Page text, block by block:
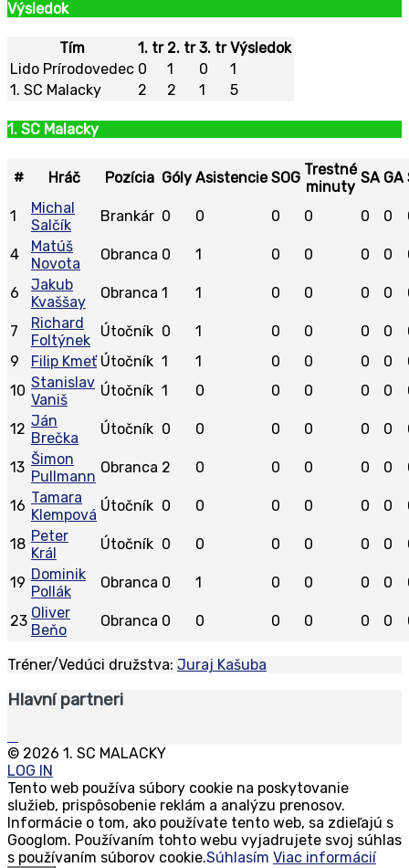
Výsledok
Tím 1. tr 2. tr 3. tr Výsledok
Lido Prírodovedec 0 1 0
1
1. SC Malacky
2 2 1 5
1. SC Malacky
# Hráč Pozícia Góly Asistencie SOG Trestné
minuty
SA GA
1
Michal
Salčík
Brankár 0 0 0 0 0 0
4
Matúš
Novota
Obranca 0 1 0 0 0 0
6
Jakub
Kvaššay
Obranca 1 1 0 0 0 0
7
Richard
Foltýnek
Útočník 0 1 0 0 0 0
9
Filip Kmeť Útočník 1 1 0 0 0 0
10 Stanislav
Vaniš
Útočník 1 0 0 0 0 0
12 Ján
Brečka
Útočník 0 0 0 0 0 0
13 Šimon
Pullmann
Obranca 2 0 0 0 0 0
16 Tamara
Klempová
Útočník 0 0 0 0 0 0
18 Peter
Král
Útočník 0 0 0 0 0 0
19 Dominik
Pollák
Obranca 0 1 0 0 0 0
23 Oliver
Beňo
Obranca 0 0 0 0 0 0
Tréner/Vedúci družstva: Juraj Kašuba
Hlavní partneri
© 2026 1. SC MALACKY
LOG IN
Tento web používa súbory cookie na poskytovanie
služieb, prispôsobenie reklám a analýzu prenosov.
Informácie o tom, ako používate tento web, sa zdieľajú s
Googlom. Používaním tohto webu vyjadrujete svoj súhlas
s používaním súborov cookie.Súhlasím Viac informácií